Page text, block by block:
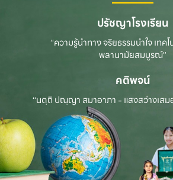
ปรัชญาโรงเรียน
“ความรู้นำทาง จริยธรรมนำใจ เทคโ
พลานามัยสมบูรณ์”
คติพจน์
“นตฺถิ ปณฺญา สมาอาภา - แสงสว่างเส